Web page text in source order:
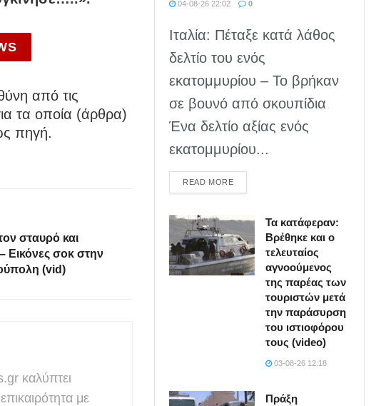
από τις
τα οποία (άρθρα)
πηγή.
σταυρό και
Εικόνες σοκ στην
(vid)
καλύπτει
με
04-08-26 22:02 0
Ιταλία: Πέταξε κατά λάθος
δελτίο του ενός
εκατομμυρίου – Το βρήκαν
σε βουνό από σκουπίδια
Ένα δελτίο αξίας ενός
εκατομμυρίου...
READ MOREDETAILS
Τα κατάφεραν:
Βρέθηκε και ο
τελευταίος
αγνοούμενος
της παρέας των
τουριστών μετά
την παράσυρση
του ιστιοφόρου
τους (video)
03-08-26 12:18
Πράξη